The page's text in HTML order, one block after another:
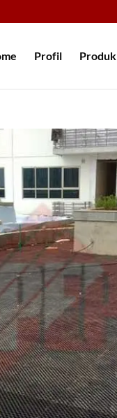
Profil Produk